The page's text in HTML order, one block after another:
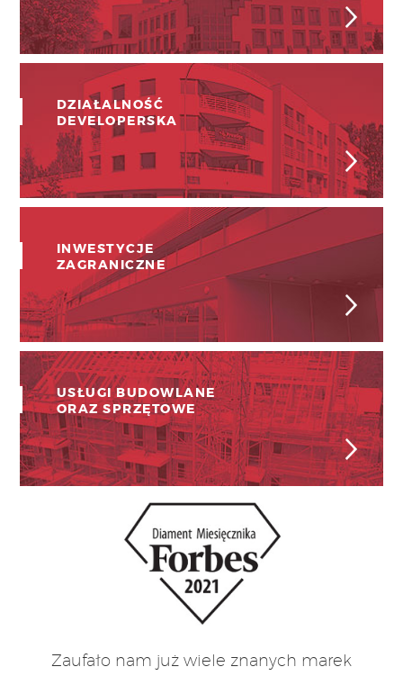
DZIAŁALNOŚĆ
DEVELOPERSKA
INWESTYCJE
ZAGRANICZNE
USŁUGI BUDOWLANE
ORAZ SPRZĘTOWE
Zaufało nam już wiele znanych marek